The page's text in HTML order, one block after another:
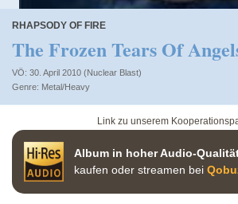
RHAPSODY OF FIRE
The Frozen Tears Of
VÖ: 30. April 2010 (Nuclear Blast)
Metal/Heavy
Link zu unserem
Album in hoher Audio-
kaufen oder streamen bei